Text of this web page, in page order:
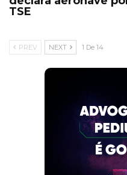
TSE
PREV NEXT 1 De 14